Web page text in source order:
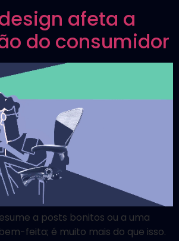
afeta a
do consumidor
a posts bonitos ou a uma
feita; é muito mais do que isso.